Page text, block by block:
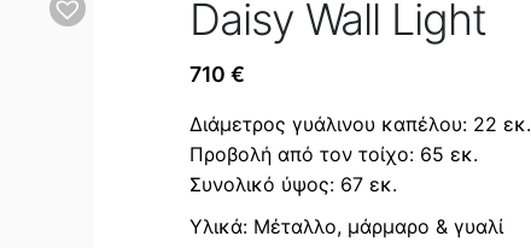
Daisy Wall Light
710 €
Διάμετρος γυάλινου καπέλου: 22 εκ.
Προβολή από τον τοίχο: 65 εκ.
Συνολικό ύψος: 67 εκ.
Υλικά: Μέταλλο, μάρμαρο & γυαλί